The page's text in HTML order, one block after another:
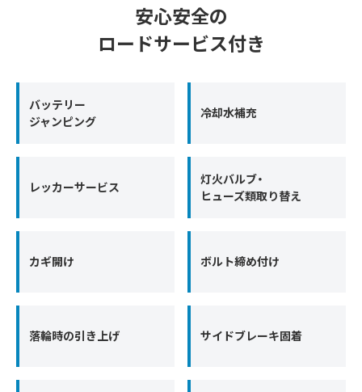
安心安全の
ロードサービス付き
バッテリー
ジャンピング
冷却水補充
レッカーサービス
灯火バルブ・
ヒューズ類取り替え
カギ開け ボルト締め付け
落輪時の引き上げ サイドブレーキ固着